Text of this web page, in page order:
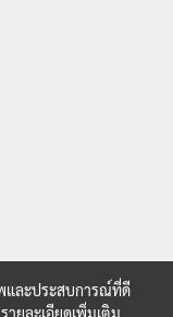
และประสบการณ์ที่ดี
ายละเอียดเพิ่มเติม